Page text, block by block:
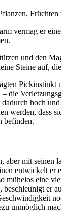
Früchten
vermag er
und den
Steine auf,
Pickinstinkt
die
hoch
werden, dass
befinden.
aber mit seinen
entwickelt er
mühelos eine
beschleunigt er
unmöglich